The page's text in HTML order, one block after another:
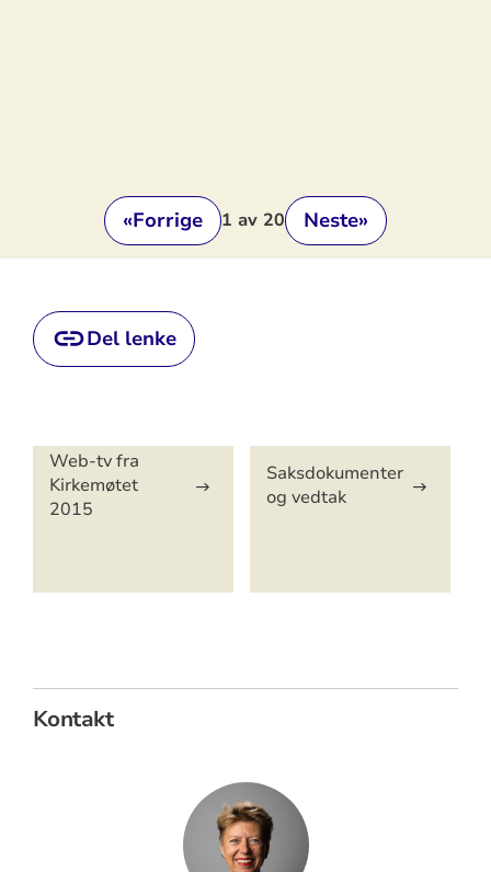
«Forrige 1 av 20 Neste»
Del lenke
Artikkelsnarveger
Web-tv fra
Kirkemøtet
2015
Saksdokumenter
og vedtak
Kontakt